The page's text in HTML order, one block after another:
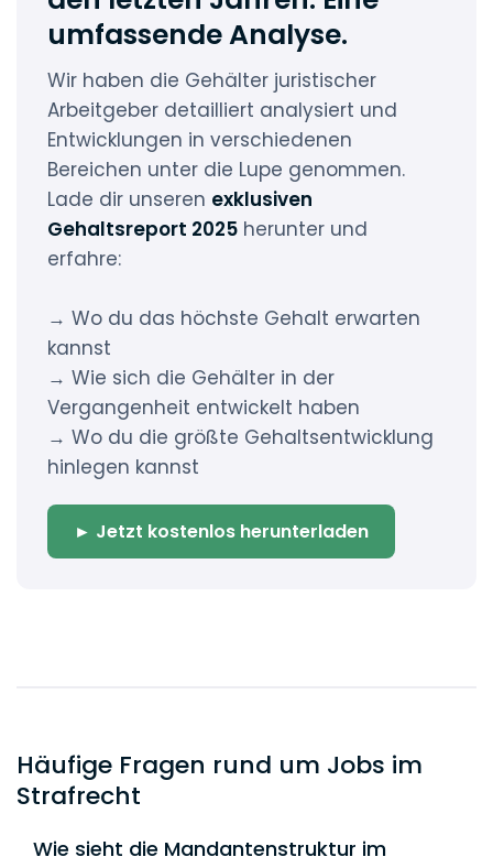
umfassende Analyse.
Wir haben die Gehälter juristischer
Arbeitgeber detailliert analysiert und
Entwicklungen in verschiedenen
Bereichen unter die Lupe genommen.
Lade dir unseren exklusiven
Gehaltsreport 2025 herunter und
erfahre:
→ Wo du das höchste Gehalt erwarten
kannst
→ Wie sich die Gehälter in der
Vergangenheit entwickelt haben
→ Wo du die größte Gehaltsentwicklung
hinlegen kannst
► Jetzt kostenlos herunterladen
Häufige Fragen rund um Jobs im
Strafrecht
Wie sieht die Mandantenstruktur im